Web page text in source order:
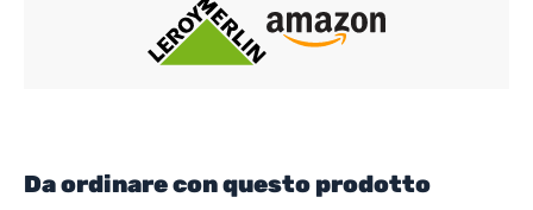
Da ordinare con questo prodotto